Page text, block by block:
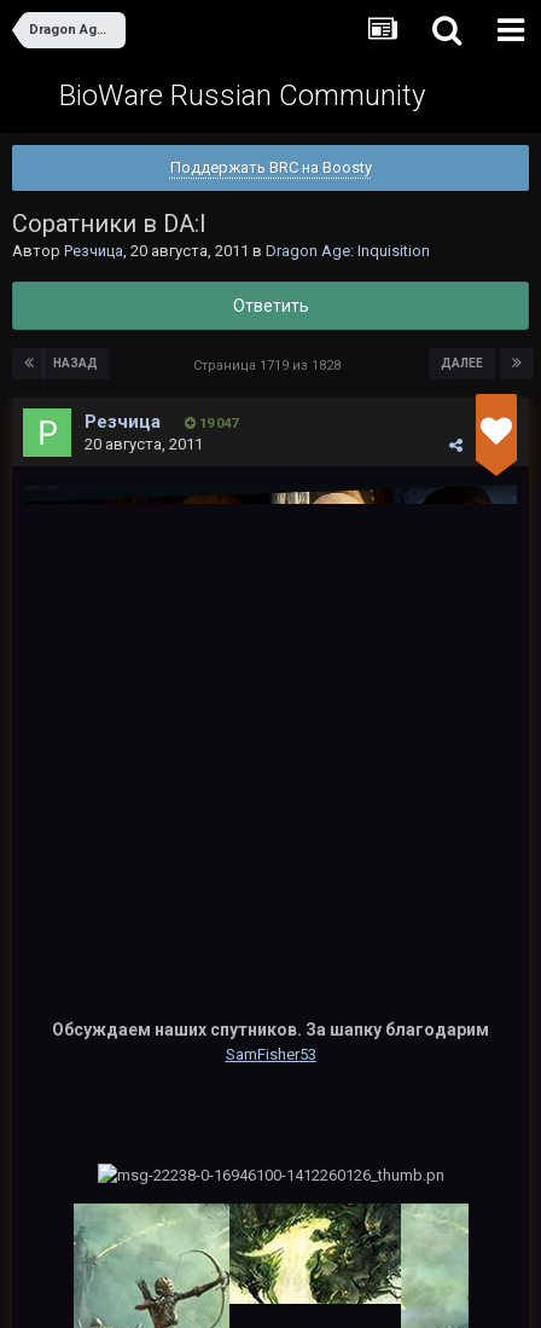
Dragon Age: Inquisition
BioWare Russian Community
Поддержать BRC на Boosty
Cоратники в DA:I
Автор Резчица, 20 августа, 2011 в Dragon Age: Inquisition
Ответить
НАЗАД ДАЛЕЕ
Страница 1719 из 1828
Резчица 19 047
20 августа, 2011
Обсуждаем наших спутников. За шапку благодарим
SamFisher53